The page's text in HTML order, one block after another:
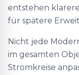
entstehen
für spätere
Nicht jede
im gesamten
Stromkreise